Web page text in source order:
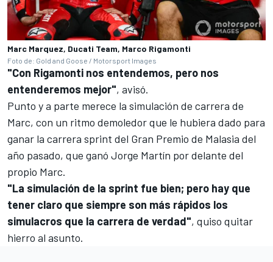
Marc Marquez, Ducati Team, Marco Rigamonti
Foto de: Gold and Goose / Motorsport Images
"Con Rigamonti nos entendemos, pero nos
entenderemos mejor", avisó.
Punto y a parte merece la simulación de carrera de
Marc, con un ritmo demoledor que le hubiera dado para
ganar la carrera sprint del Gran Premio de Malasia del
año pasado, que ganó Jorge Martín por delante del
propio Marc.
"La simulación de la sprint fue bien; pero hay que
tener claro que siempre son más rápidos los
simulacros que la carrera de verdad", quiso quitar
hierro al asunto.